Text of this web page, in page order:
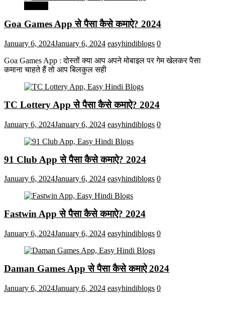
Goa Games App से पैसा कैसे कमाऐ? 2024
January 6, 2024January 6, 2024 easyhindiblogs 0
Goa Games App : दोस्तों क्या आप अपने मोबाइल पर गेम खेलकर पैसा
कमाना चाहते हैं तो आप बिलकुल सही
TC Lottery App से पैसा कैसे कमाऐ? 2024
January 6, 2024January 6, 2024 easyhindiblogs 0
91 Club App से पैसा कैसे कमाऐ? 2024
January 6, 2024January 6, 2024 easyhindiblogs 0
Fastwin App से पैसा कैसे कमाऐ? 2024
January 6, 2024January 6, 2024 easyhindiblogs 0
Daman Games App से पैसा कैसे कमाऐ 2024
January 6, 2024January 6, 2024 easyhindiblogs 0